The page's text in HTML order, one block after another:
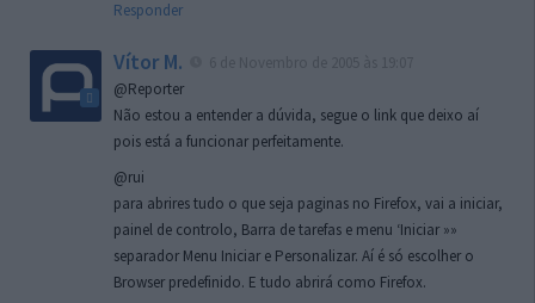
Responder
Vítor M.
@Reporter
Não estou a entender a dúvida, segue o link que deixo aí
pois está a funcionar perfeitamente.
@rui
para abrires tudo o que seja paginas no Firefox, vai a iniciar,
painel de controlo, Barra de tarefas e menu ‘Iniciar »»
separador Menu Iniciar e Personalizar. Aí é só escolher o
Browser predefinido. E tudo abrirá como Firefox.